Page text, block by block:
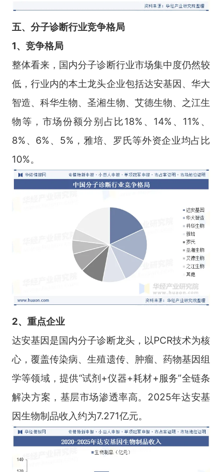
五、分子诊断行业竞争格局
1、竞争格局
整体看来，国内分子诊断行业市场集中度仍然较
低，行业内的本土龙头企业包括达安基因、华大
智造、科华生物、圣湘生物、艾德生物、之江生
物等，市场份额分别占比18%、14%、11%、
8%、6%、5%，雅培、罗氏等外资企业均占比
10%。
2、重点企业
达安基因是国内分子诊断龙头，以PCR技术为核
心，覆盖传染病、生殖遗传、肿瘤、药物基因组
学等领域，提供“试剂+仪器+耗材+服务”全链条
解决方案，基层市场渗透率高。2025年达安基
因生物制品收入约为7.271亿元。